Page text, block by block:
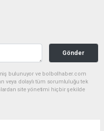
Gönder
bulunuyor ve bolbolhaber.com
veya dolaylı tüm sorumluluğu tek
site yönetimi hiçbir şekilde